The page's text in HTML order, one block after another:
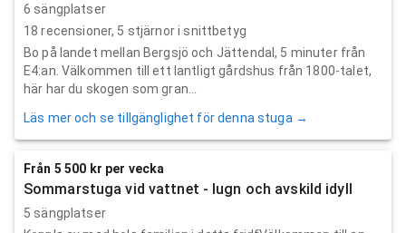
6 sängplatser
18 recensioner, 5 stjärnor i snittbetyg
Bo på landet mellan Bergsjö och Jättendal, 5 minuter från
E4:an. Välkommen till ett lantligt gårdshus från 1800-talet,
här har du skogen som gran...
Läs mer och se tillgänglighet för denna stuga →
Från 5 500 kr per vecka
Sommarstuga vid vattnet - lugn och avskild idyll
5 sängplatser